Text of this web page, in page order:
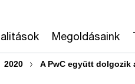
Megoldásaink
2020 A PwC együtt dolgozik